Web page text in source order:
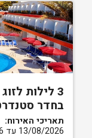
3 לילות
בחדר
תאריכי האירוח:
13/08/2026 עד 16/08/2026